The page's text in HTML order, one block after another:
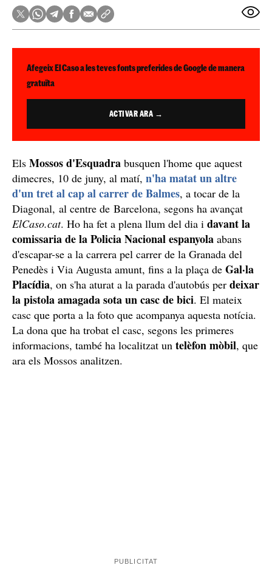
Afegeix El Caso a les teves fonts preferides de Google de manera
gratuïta
ACTIVAR ARA →
Els Mossos d'Esquadra busquen l'home que aquest
dimecres, 10 de juny, al matí, n'ha matat un altre
d'un tret al cap al carrer de Balmes, a tocar de la
Diagonal, al centre de Barcelona, segons ha avançat
ElCaso.cat. Ho ha fet a plena llum del dia i davant la
comissaria de la Policia Nacional espanyola abans
d'escapar-se a la carrera pel carrer de la Granada del
Penedès i Via Augusta amunt, fins a la plaça de Gal·la
Placídia, on s'ha aturat a la parada d'autobús per deixar
la pistola amagada sota un casc de bici. El mateix
casc que porta a la foto que acompanya aquesta notícia.
La dona que ha trobat el casc, segons les primeres
informacions, també ha localitzat un telèfon mòbil, que
ara els Mossos analitzen.